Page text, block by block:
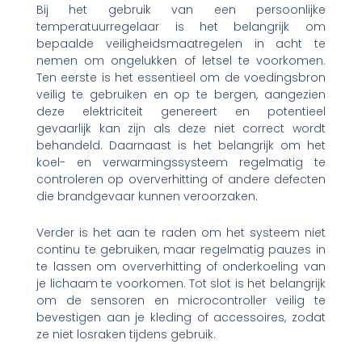
Bij het gebruik van een persoonlijke
temperatuurregelaar is het belangrijk om
bepaalde veiligheidsmaatregelen in acht te
nemen om ongelukken of letsel te voorkomen.
Ten eerste is het essentieel om de voedingsbron
veilig te gebruiken en op te bergen, aangezien
deze elektriciteit genereert en potentieel
gevaarlijk kan zijn als deze niet correct wordt
behandeld. Daarnaast is het belangrijk om het
koel- en verwarmingssysteem regelmatig te
controleren op oververhitting of andere defecten
die brandgevaar kunnen veroorzaken.
Verder is het aan te raden om het systeem niet
continu te gebruiken, maar regelmatig pauzes in
te lassen om oververhitting of onderkoeling van
je lichaam te voorkomen. Tot slot is het belangrijk
om de sensoren en microcontroller veilig te
bevestigen aan je kleding of accessoires, zodat
ze niet losraken tijdens gebruik.